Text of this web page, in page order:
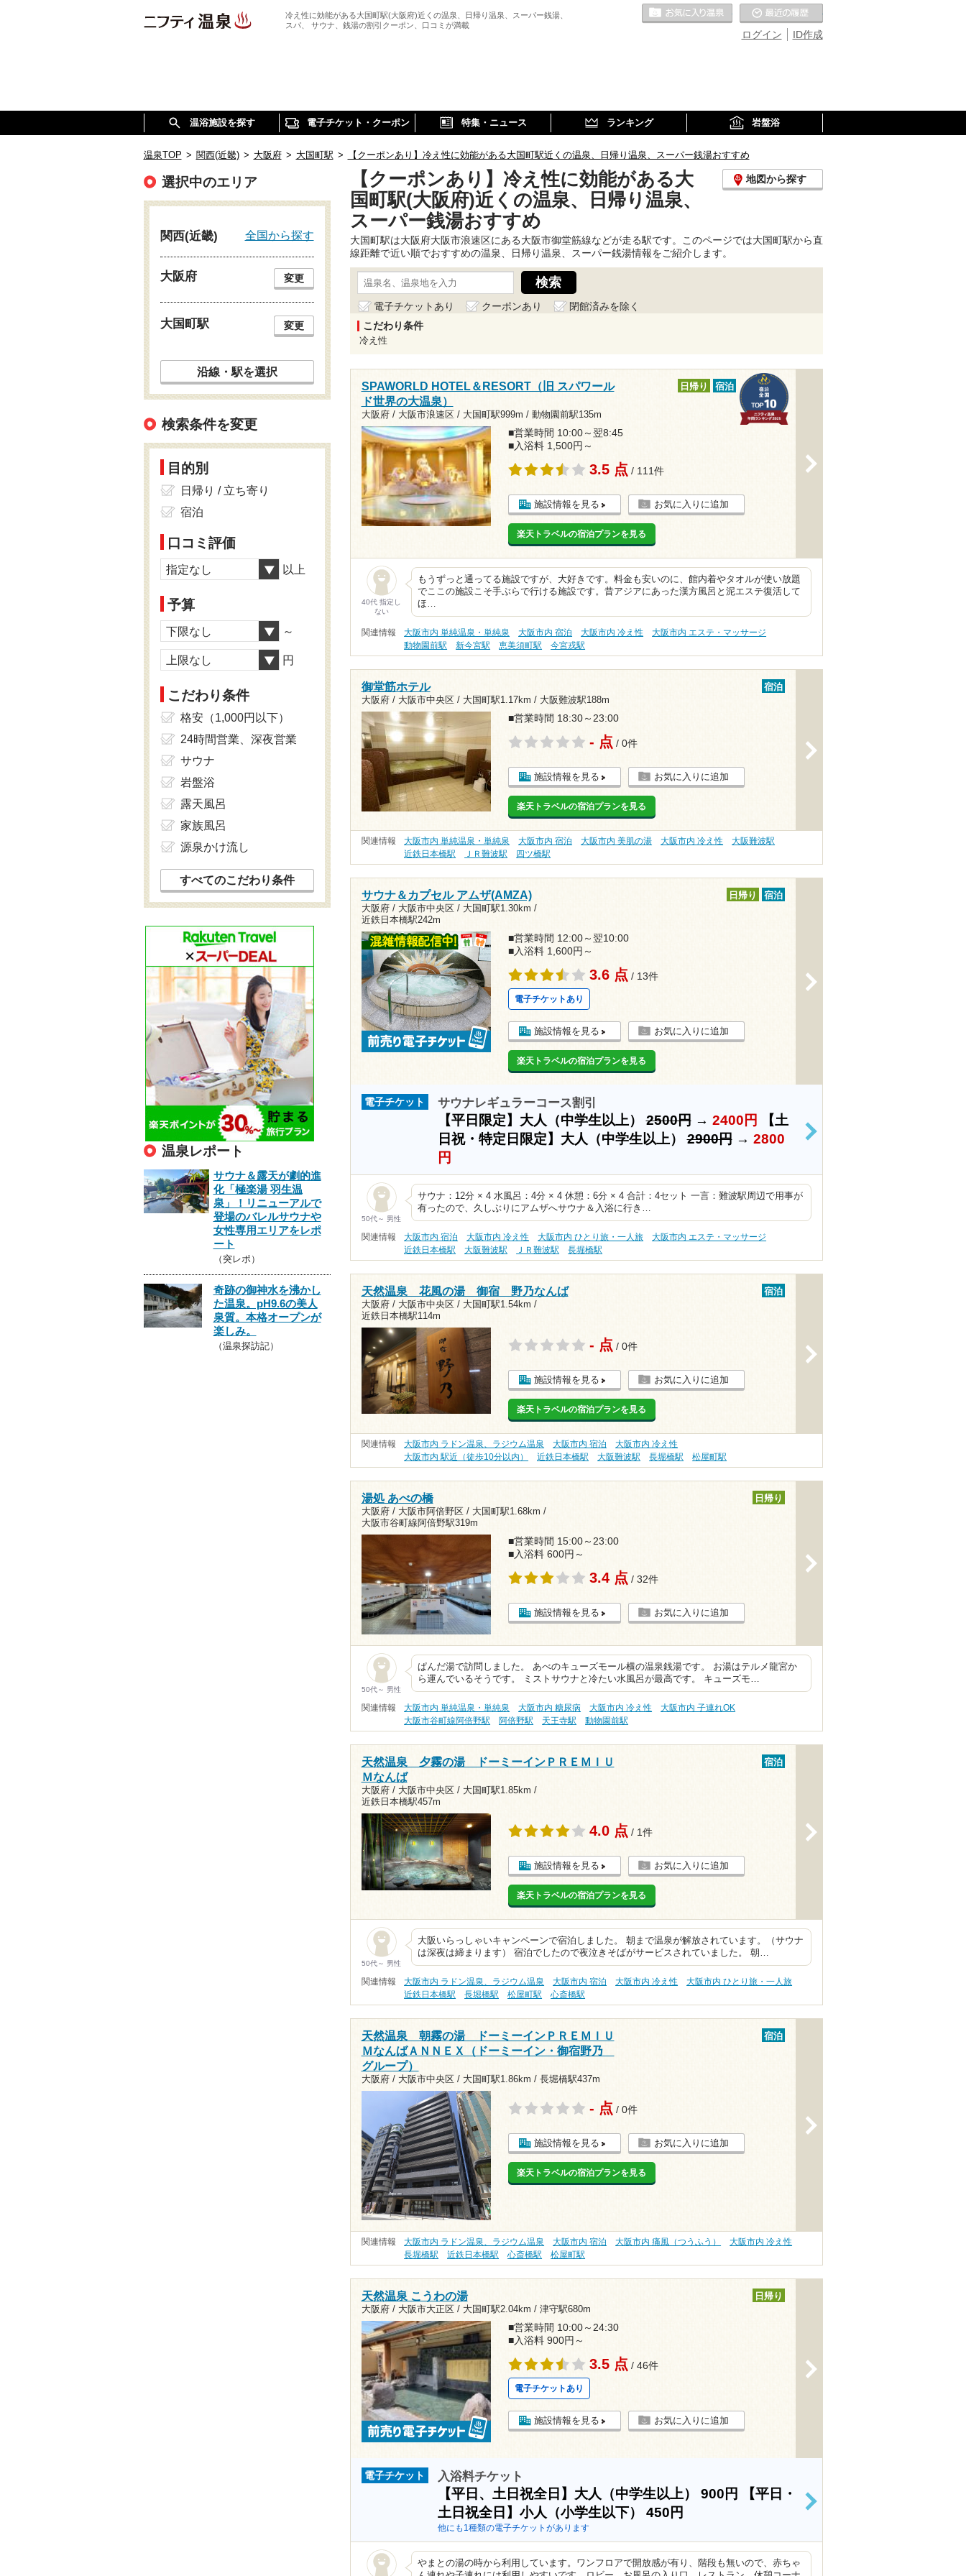
冷え性に効能がある大国町駅(大阪府)近くの温泉、日帰り温泉、スーパー銭湯、
スパ、 サウナ、銭湯の割引クーポン、口コミが満載
ID作成
ログイン
お気に入りの温泉
温浴施設を探す 電子チケット・クーポン 特集・ニュース ランキング 岩盤浴
温泉TOP > 関西(近畿) > 大阪府 > 大国町駅 > 【クーポンあり】冷え性に効能がある大国町駅近くの温泉、日帰り温泉、スーパー銭湯おすすめ
【クーポンあり】冷え性に効能がある大
国町駅(大阪府)近くの温泉、日帰り温泉、
スーパー銭湯おすすめ
地図から探す
大国町駅は大阪府大阪市浪速区にある大阪市御堂筋線などが走る駅です。このページでは大国町駅から直
線距離で近い順でおすすめの温泉、日帰り温泉、スーパー銭湯情報をご紹介します。
電子チケットあり クーポンあり
閉館済みを除く
こだわり条件
冷え性
SPAWORLD HOTEL＆RESORT（旧 スパワール
ド世界の大温泉）
大阪府 / 大阪市浪速区 / 大国町駅999m / 動物園前駅135m
日帰り 宿泊
■営業時間 10:00～翌8:45
■入浴料 1,500円～
3.5 点 / 111件
施設情報を見る お気に入りに追加
楽天トラベルの宿泊プランを見る
40代 指定し
ない
もうずっと通ってる施設ですが、大好きです。料金も安いのに、館内着やタオルが使い放題
でここの施設こそ手ぶらで行ける施設です。昔アジアにあった漢方風呂と泥エステ復活して
ほ…
関連情報 大阪市内 単純温泉・単純泉 大阪市内 宿泊 大阪市内 冷え性
大阪市内 エステ・マッサージ
動物園前駅
新今宮駅 恵美須町駅 今宮戎駅
御堂筋ホテル
大阪府 / 大阪市中央区 / 大国町駅1.17km / 大阪難波駅188m
宿泊
■営業時間 18:30～23:00
- 点 / 0件
施設情報を見る お気に入りに追加
楽天トラベルの宿泊プランを見る
関連情報 大阪市内 単純温泉・単純泉 大阪市内 宿泊 大阪市内 美肌の湯 大阪市内 冷え性
大阪難波駅
近鉄日本橋駅
ＪＲ難波駅 四ツ橋駅
サウナ＆カプセル アムザ(AMZA)
大阪府 / 大阪市中央区 / 大国町駅1.30km /
近鉄日本橋駅242m
日帰り 宿泊
■営業時間 12:00～翌10:00
■入浴料 1,600円～
3.6 点 / 13件
電子チケットあり
施設情報を見る お気に入りに追加
楽天トラベルの宿泊プランを見る
電子チケット サウナレギュラーコース割引
【平日限定】大人（中学生以上）2500円→ 2400円
【土
日祝・特定日限定】大人（中学生以上）2900円→ 2800
円
>
50代～ 男性
サウナ：12分 × 4 水風呂：4分 × 4 休憩：6分 × 4 合計：4セット 一言：難波駅周辺で用事が
有ったので、久しぶりにアムザへサウナ＆入浴に行き…
関連情報 大阪市内 宿泊 大阪市内 冷え性 大阪市内 ひとり旅・一人旅
大阪市内 エステ・マッサージ
近鉄日本橋駅
大阪難波駅 ＪＲ難波駅 長堀橋駅
天然温泉 花風の湯 御宿 野乃なんば
大阪府 / 大阪市中央区 / 大国町駅1.54km /
近鉄日本橋駅114m
宿泊
- 点 / 0件
施設情報を見る お気に入りに追加
楽天トラベルの宿泊プランを見る
関連情報 大阪市内 ラドン温泉、ラジウム温泉 大阪市内 宿泊
大阪市内 冷え性
大阪市内 駅近（徒歩10分以内）
近鉄日本橋駅 大阪難波駅 長堀橋駅 松屋町駅
湯処 あべの橋
大阪府 / 大阪市阿倍野区 / 大国町駅1.68km /
大阪市谷町線阿倍野駅319m
日帰り
■営業時間 15:00～23:00
■入浴料 600円～
3.4 点 / 32件
施設情報を見る お気に入りに追加
50代～ 男性
ぱんだ湯で訪問しました。 あべのキューズモール横の温泉銭湯です。 お湯はテルメ龍宮か
ら運んでいるそうです。 ミストサウナと冷たい水風呂が最高です。 キューズモ…
関連情報 大阪市内 単純温泉・単純泉 大阪市内 糖尿病 大阪市内 冷え性
大阪市内 子連れOK
大阪市谷町線阿倍野駅
阿倍野駅 天王寺駅 動物園前駅
天然温泉 夕霧の湯 ドーミーインＰＲＥＭＩＵ
Ｍなんば
大阪府 / 大阪市中央区 / 大国町駅1.85km /
近鉄日本橋駅457m
宿泊
4.0 点 / 1件
施設情報を見る お気に入りに追加
楽天トラベルの宿泊プランを見る
50代～ 男性
大阪いらっしゃいキャンペーンで宿泊しました。 朝まで温泉が解放されています。（サウナ
は深夜は締まります） 宿泊でしたので夜泣きそばがサービスされていました。 朝…
関連情報 大阪市内 ラドン温泉、ラジウム温泉 大阪市内 宿泊 大阪市内 冷え性
大阪市内 ひとり旅・一人旅
近鉄日本橋駅
長堀橋駅 松屋町駅 心斎橋駅
天然温泉 朝霧の湯 ドーミーインＰＲＥＭＩＵ
ＭなんばＡＮＮＥＸ（ドーミーイン・御宿野乃
グループ）
大阪府 / 大阪市中央区 / 大国町駅1.86km / 長堀橋駅437m
宿泊
- 点 / 0件
施設情報を見る お気に入りに追加
楽天トラベルの宿泊プランを見る
関連情報 大阪市内 ラドン温泉、ラジウム温泉 大阪市内 宿泊 大阪市内 痛風（つうふう）
大阪市内 冷え性
長堀橋駅
近鉄日本橋駅 心斎橋駅 松屋町駅
天然温泉 こうわの湯
大阪府 / 大阪市大正区 / 大国町駅2.04km / 津守駅680m
日帰り
■営業時間 10:00～24:30
■入浴料 900円～
3.5 点 / 46件
電子チケットあり
施設情報を見る お気に入りに追加
電子チケット 入浴料チケット
【平日、土日祝全日】大人（中学生以上） 900円
【平日・
土日祝全日】小人（小学生以下） 450円
他にも1種類の電子チケットがあります
>
やまとの湯の時から利用しています。ワンフロアで開放感が有り、階段も無いので、赤ちゃ
選択中のエリア
関西(近畿) 全国から探す
大阪府 変更
大国町駅 変更
沿線・駅を選択
検索条件を変更
目的別
日帰り / 立ち寄り
宿泊
口コミ評価
指定なし 以上
予算
下限なし ～
上限なし 円
こだわり条件
格安（1,000円以下）
24時間営業、深夜営業
サウナ
岩盤浴
露天風呂
家族風呂
源泉かけ流し
すべてのこだわり条件
温泉レポート
サウナ＆露天が劇的進
化「極楽湯 羽生温
泉」！リニューアルで
登場のバレルサウナや
女性専用エリアをレポ
ート
（突レポ）
奇跡の御神水を沸かし
た温泉。pH9.6の美人
泉質。本格オープンが
楽しみ。
（温泉探訪記）